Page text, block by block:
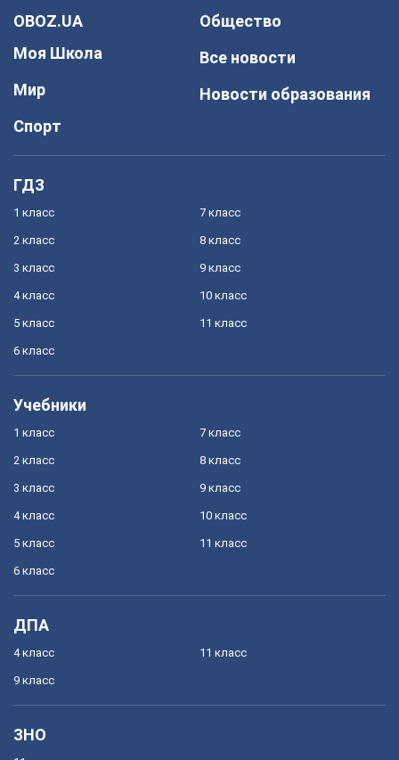
OBOZ.UA
Моя Школа
Мир
Спорт
Общество
Все новости
Новости образования
ГДЗ
1 класс
2 класс
3 класс
4 класс
5 класс
6 класс
7 класс
8 класс
9 класс
10 класс
11 класс
Учебники
1 класс
2 класс
3 класс
4 класс
5 класс
6 класс
7 класс
8 класс
9 класс
10 класс
11 класс
ДПА
4 класс
9 класс
11 класс
ЗНО